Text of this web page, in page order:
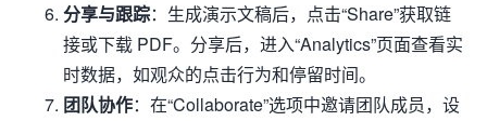
分享与跟踪：生成演示文稿后，点击“Share”获取链
接或下载 PDF。分享后，进入“Analytics”页面查看实
时数据，如观众的点击行为和停留时间。
团队协作：在“Collaborate”选项中邀请团队成员，设